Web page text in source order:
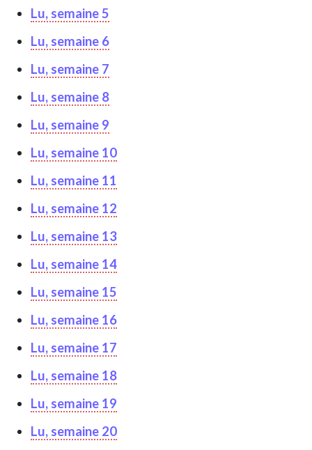
Lu, semaine 5
Lu, semaine 6
Lu, semaine 7
Lu, semaine 8
Lu, semaine 9
Lu, semaine 10
Lu, semaine 11
Lu, semaine 12
Lu, semaine 13
Lu, semaine 14
Lu, semaine 15
Lu, semaine 16
Lu, semaine 17
Lu, semaine 18
Lu, semaine 19
Lu, semaine 20